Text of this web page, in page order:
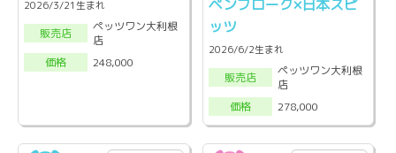
2026/3/21生まれ
販売店
ペッツワン大利根
店
価格
248,000
ペンブローク×日本スピ
ッツ
2026/6/2生まれ
販売店
ペッツワン大利根
店
価格
278,000